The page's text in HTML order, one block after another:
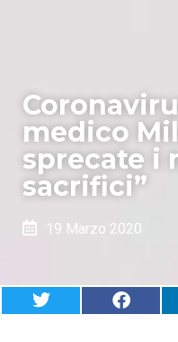
medico
sprecate i
sacrifici”
19 Marzo 2020